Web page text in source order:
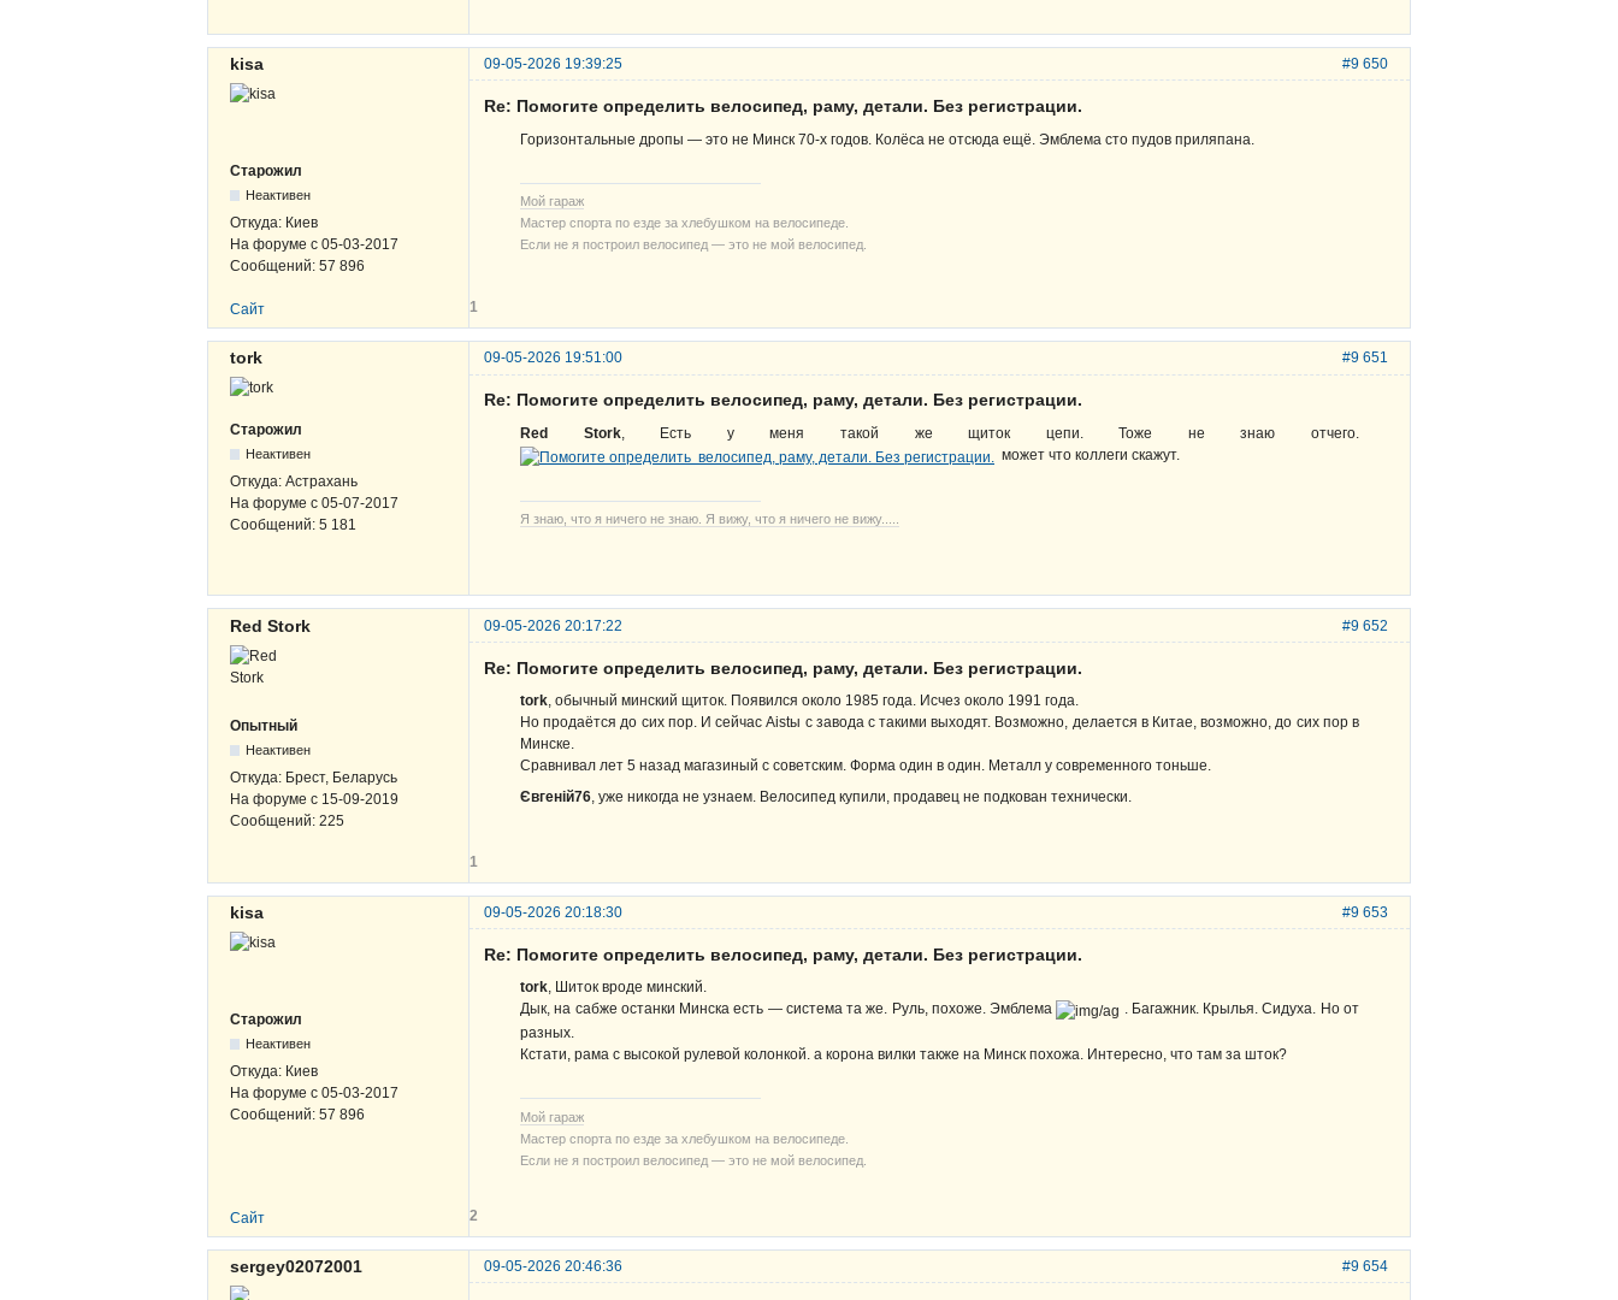
#9 650
kisa 09-05-2026 19:39:25
Старожил
Неактивен
Откуда: Киев
На форуме с 05-03-2017
Сообщений: 57 896
Re: Помогите определить велосипед, раму, детали. Без регистрации.
Горизонтальные дропы — это не Минск 70-х годов. Колёса не отсюда ещё. Эмблема сто пудов приляпана.
Мой гараж
Мастер спорта по езде за хлебушком на велосипеде.
Если не я построил велосипед — это не мой велосипед.
Сайт 1
#9 651
tork 09-05-2026 19:51:00
Старожил
Неактивен
Откуда: Астрахань
На форуме с 05-07-2017
Сообщений: 5 181
Re: Помогите определить велосипед, раму, детали. Без регистрации.
Red Stork, Есть у меня такой же щиток цепи. Тоже не знаю отчего.
может что коллеги скажут.
Я знаю, что я ничего не знаю. Я вижу, что я ничего не вижу.....
#9 652
Red Stork 09-05-2026 20:17:22
Опытный
Неактивен
Откуда: Брест, Беларусь
На форуме с 15-09-2019
Сообщений: 225
Re: Помогите определить велосипед, раму, детали. Без регистрации.
tork, обычный минский щиток. Появился около 1985 года. Исчез около 1991 года.
Но продаётся до сих пор. И сейчас Aistы с завода с такими выходят. Возможно, делается в Китае, возможно, до сих пор в
Минске.
Сравнивал лет 5 назад магазиный с советским. Форма один в один. Металл у современного тоньше.
Євгеній76, уже никогда не узнаем. Велосипед купили, продавец не подкован технически.
1
#9 653
kisa 09-05-2026 20:18:30
Старожил
Неактивен
Откуда: Киев
На форуме с 05-03-2017
Сообщений: 57 896
Re: Помогите определить велосипед, раму, детали. Без регистрации.
tork, Шиток вроде минский.
Дык, на сабже останки Минска есть — система та же. Руль, похоже. Эмблема
. Багажник. Крылья. Сидуха. Но от
разных.
Кстати, рама с высокой рулевой колонкой. а корона вилки также на Минск похожа. Интересно, что там за шток?
Мой гараж
Мастер спорта по езде за хлебушком на велосипеде.
Если не я построил велосипед — это не мой велосипед.
Сайт 2
#9 654
sergey02072001 09-05-2026 20:46:36